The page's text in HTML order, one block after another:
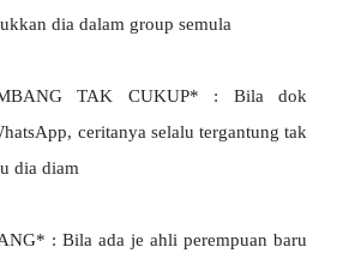
dia dalam group semula
TAK CUKUP* : Bila dok
ceritanya selalu tergantung tak
dia diam
: Bila ada je ahli perempuan baru